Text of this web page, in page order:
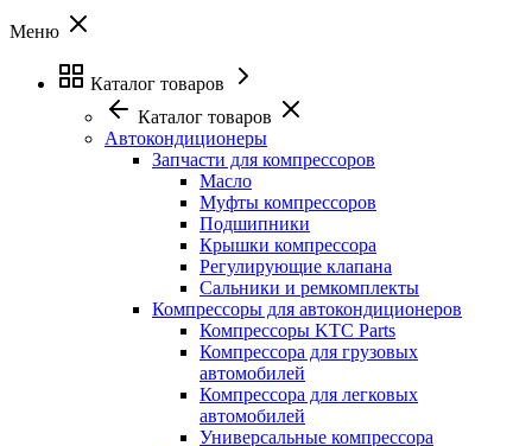
Меню
Каталог товаров
Каталог товаров
Автокондиционеры
Запчасти для компрессоров
Масло
Муфты компрессоров
Подшипники
Крышки компрессора
Регулирующие клапана
Сальники и ремкомплекты
Компрессоры для автокондиционеров
Компрессоры KTC Parts
Компрессора для грузовых
автомобилей
Компрессора для легковых
автомобилей
Универсальные компрессора